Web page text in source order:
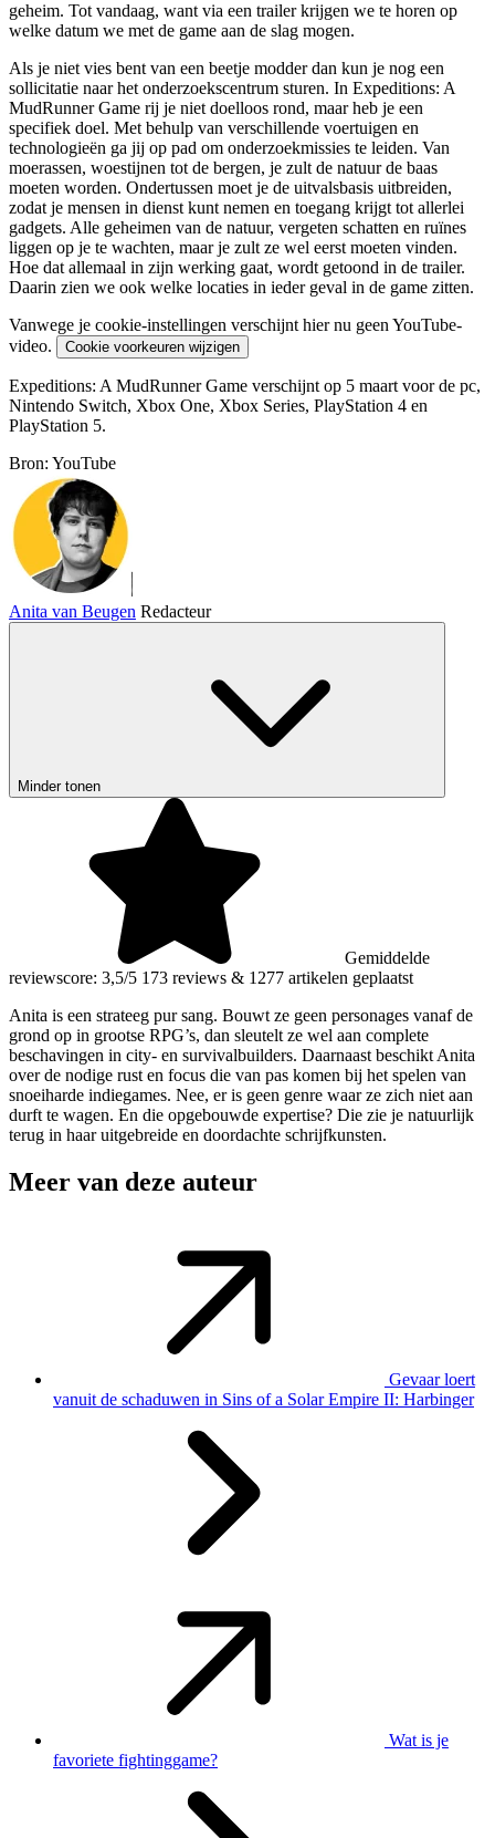
geheim. Tot vandaag, want via een trailer krijgen we te horen op
welke datum we met de game aan de slag mogen.
Als je niet vies bent van een beetje modder dan kun je nog een
sollicitatie naar het onderzoekscentrum sturen. In Expeditions: A
MudRunner Game rij je niet doelloos rond, maar heb je een
specifiek doel. Met behulp van verschillende voertuigen en
technologieën ga jij op pad om onderzoekmissies te leiden. Van
moerassen, woestijnen tot de bergen, je zult de natuur de baas
moeten worden. Ondertussen moet je de uitvalsbasis uitbreiden,
zodat je mensen in dienst kunt nemen en toegang krijgt tot allerlei
gadgets. Alle geheimen van de natuur, vergeten schatten en ruïnes
liggen op je te wachten, maar je zult ze wel eerst moeten vinden.
Hoe dat allemaal in zijn werking gaat, wordt getoond in de trailer.
Daarin zien we ook welke locaties in ieder geval in de game zitten.
Vanwege je cookie-instellingen verschijnt hier nu geen YouTube-
video.
Cookie voorkeuren wijzigen
Expeditions: A MudRunner Game verschijnt op 5 maart voor de pc,
Nintendo Switch, Xbox One, Xbox Series, PlayStation 4 en
PlayStation 5.
Bron: YouTube
Anita van Beugen Redacteur
Minder tonen
Gemiddelde
reviewscore: 3,5/5 173 reviews & 1277 artikelen geplaatst
Anita is een strateeg pur sang. Bouwt ze geen personages vanaf de
grond op in grootse RPG’s, dan sleutelt ze wel aan complete
beschavingen in city- en survivalbuilders. Daarnaast beschikt Anita
over de nodige rust en focus die van pas komen bij het spelen van
snoeiharde indiegames. Nee, er is geen genre waar ze zich niet aan
durft te wagen. En die opgebouwde expertise? Die zie je natuurlijk
terug in haar uitgebreide en doordachte schrijfkunsten.
Meer van deze auteur
Gevaar loert
vanuit de schaduwen in Sins of a Solar Empire II: Harbinger
Wat is je
favoriete fightinggame?